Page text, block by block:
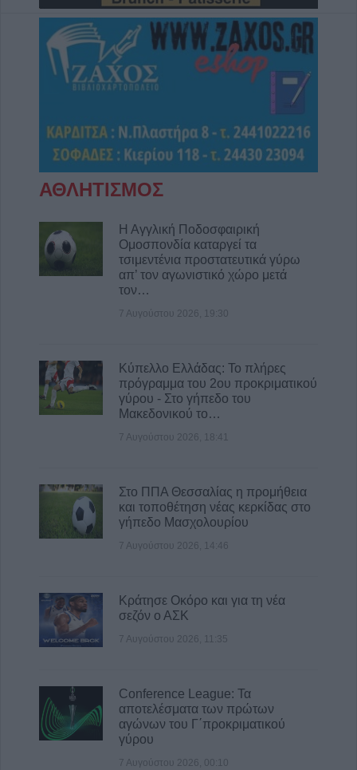
ΑΘΛΗΤΙΣΜΟΣ
Η Αγγλική Ποδοσφαιρική
Ομοσπονδία καταργεί τα
τσιμεντένια προστατευτικά γύρω
απ’ τον αγωνιστικό χώρο μετά
τον…
7 Αυγούστου 2026, 19:30
Κύπελλο Ελλάδας: Το πλήρες
πρόγραμμα του 2ου προκριματικού
γύρου - Στο γήπεδο του
Μακεδονικού το…
7 Αυγούστου 2026, 18:41
Στο ΠΠΑ Θεσσαλίας η προμήθεια
και τοποθέτηση νέας κερκίδας στο
γήπεδο Μασχολουρίου
7 Αυγούστου 2026, 14:46
Κράτησε Οκόρο και για τη νέα
σεζόν ο ΑΣΚ
7 Αυγούστου 2026, 11:35
Conference League: Τα
αποτελέσματα των πρώτων
αγώνων του Γ΄προκριματικού
γύρου
7 Αυγούστου 2026, 00:10